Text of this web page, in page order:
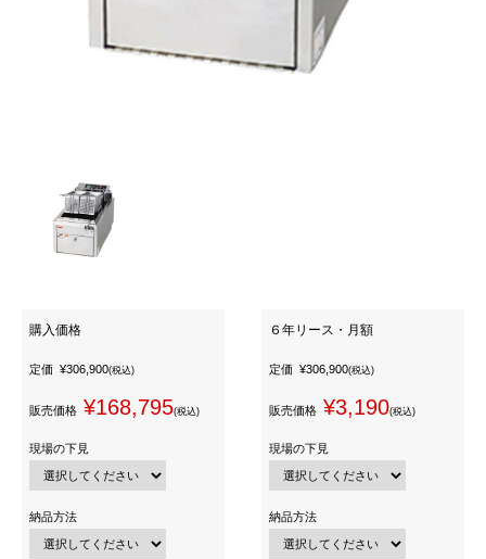
購入価格
定価 ¥306,900(税込)
販売価格 ¥168,795(税込)
現場の下見
納品方法
６年リース・月額
定価 ¥306,900(税込)
販売価格 ¥3,190(税込)
現場の下見
納品方法